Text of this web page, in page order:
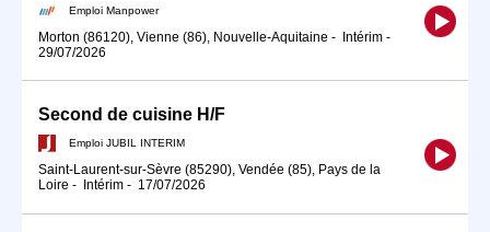
Emploi Manpower
Morton (86120), Vienne (86), Nouvelle-Aquitaine - Intérim -
29/07/2026
Second de cuisine H/F
Emploi JUBIL INTERIM
Saint-Laurent-sur-Sèvre (85290), Vendée (85), Pays de la
Loire - Intérim - 17/07/2026